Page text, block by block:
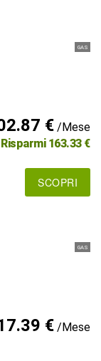
GAS
€/Mese
Risparmi 163.33 €
SCOPRI
GAS
€/Mese